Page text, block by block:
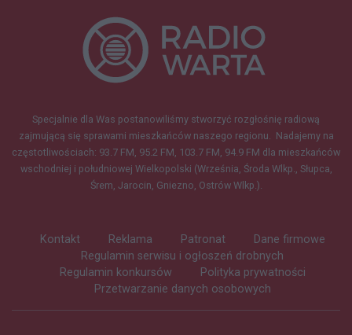
Specjalnie dla Was postanowiliśmy stworzyć rozgłośnię radiową
zajmującą się sprawami mieszkańców naszego regionu. Nadajemy na
częstotliwościach: 93.7 FM, 95.2 FM, 103.7 FM, 94.9 FM dla mieszkańców
wschodniej i południowej Wielkopolski (Września, Środa Wlkp., Słupca,
Śrem, Jarocin, Gniezno, Ostrów Wlkp.).
Kontakt Reklama Patronat
Dane firmowe
Regulamin serwisu i ogłoszeń drobnych
Regulamin konkursów
Polityka prywatności
Przetwarzanie danych osobowych